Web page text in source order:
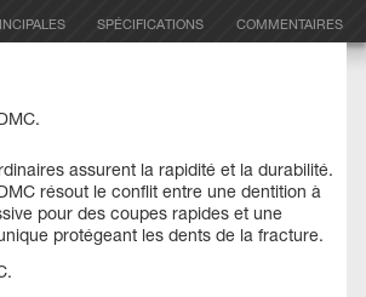
SPÉCIFICATIONS COMMENTAIRES
assurent la rapidité et la durabilité.
résout le conflit entre une dentition à
pour des coupes rapides et une
protégeant les dents de la fracture.